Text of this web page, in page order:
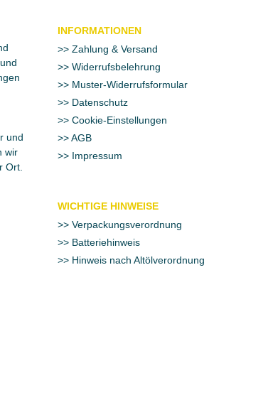
und
wir
Ort.
INFORMATIONEN
Zahlung & Versand
Widerrufsbelehrung
Muster-Widerrufsformular
Datenschutz
Cookie-Einstellungen
AGB
Impressum
WICHTIGE HINWEISE
Verpackungsverordnung
Batteriehinweis
Hinweis nach Altölverordnung